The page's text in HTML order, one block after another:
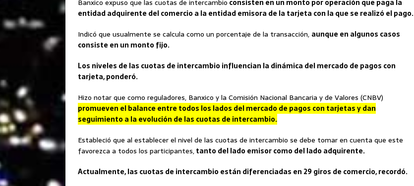
Banxico expuso que las cuotas de intercambio consisten en un monto por operación que paga la
entidad adquirente del comercio a la entidad emisora de la tarjeta con la que se realizó el pago.
Indicó que usualmente se calcula como un porcentaje de la transacción, aunque en algunos casos
consiste en un monto fijo.
Los niveles de las cuotas de intercambio influencian la dinámica del mercado de pagos con
tarjeta, ponderó.
Hizo notar que como reguladores, Banxico y la Comisión Nacional Bancaria y de Valores (CNBV)
promueven el balance entre todos los lados del mercado de pagos con tarjetas y dan
seguimiento a la evolución de las cuotas de intercambio.
Estableció que al establecer el nivel de las cuotas de intercambio se debe tomar en cuenta que este
favorezca a todos los participantes,tanto del lado emisor como del lado adquirente.
Actualmente, las cuotas de intercambio están diferenciadas en 29 giros de comercio, recordó.